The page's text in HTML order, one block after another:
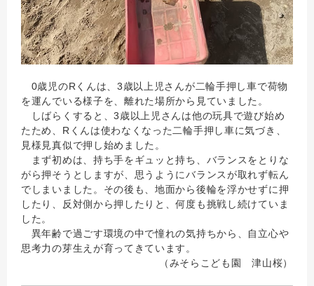
0歳児のRくんは、3歳以上児さんが二輪手押し車で荷物
を運んでいる様子を、離れた場所から見ていました。
しばらくすると、3歳以上児さんは他の玩具で遊び始め
たため、Rくんは使わなくなった二輪手押し車に気づき、
見様見真似で押し始めました。
まず初めは、持ち手をギュッと持ち、バランスをとりな
がら押そうとしますが、思うようにバランスが取れず転ん
でしまいました。その後も、地面から後輪を浮かせずに押
したり、反対側から押したりと、何度も挑戦し続けていま
した。
異年齢で過ごす環境の中で憧れの気持ちから、自立心や
思考力の芽生えが育ってきています。
（みそらこども園 津山桜）